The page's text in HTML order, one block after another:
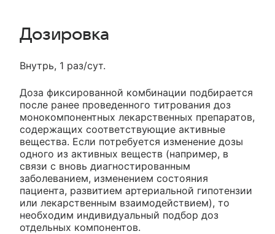
Дозировка
Внутрь, 1 раз/сут.
Доза фиксированной комбинации подбирается
после ранее проведенного титрования доз
монокомпонентных лекарственных препаратов,
содержащих соответствующие активные
вещества. Если потребуется изменение дозы
одного из активных веществ (например, в
связи с вновь диагностированным
заболеванием, изменением состояния
пациента, развитием артериальной гипотензии
или лекарственным взаимодействием), то
необходим индивидуальный подбор доз
отдельных компонентов.